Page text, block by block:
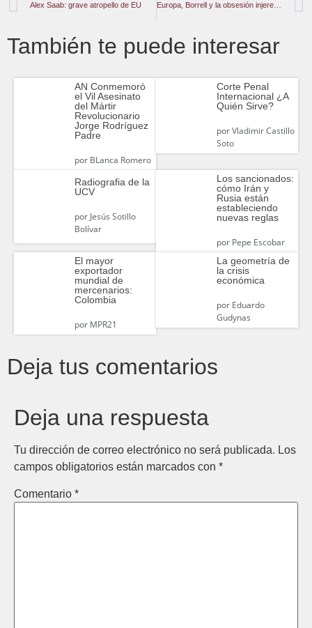
Alex Saab: grave atropello de EU Europa, Borrell y la obsesión injerencista por Venezuela
También te puede interesar
AN Conmemoró
el Vil Asesinato
del Mártir
Revolucionario
Jorge Rodríguez
Padre
porBLanca Romero
Corte Penal
Internacional ¿A
Quién Sirve?
porVladimir Castillo
Soto
Radiografia de la
UCV
porJesús Sotillo
Bolívar
Los sancionados:
cómo Irán y
Rusia están
estableciendo
nuevas reglas
porPepe Escobar
El mayor
exportador
mundial de
mercenarios:
Colombia
porMPR21
La geometría de
la crisis
económica
porEduardo
Gudynas
Deja tus comentarios
Deja una respuesta
Tu dirección de correo electrónico no será publicada. Los
campos obligatorios están marcados con *
Comentario *